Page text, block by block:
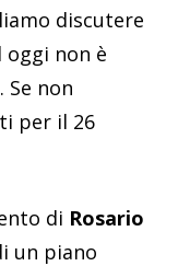
discutere
non è
Se non
per il 26
di Rosario
un piano